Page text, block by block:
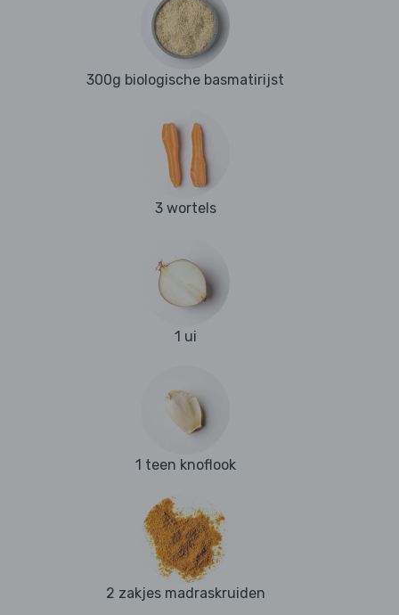
300g biologische basmatirijst
3 wortels
1 ui
1 teen knoflook
2 zakjes madraskruiden